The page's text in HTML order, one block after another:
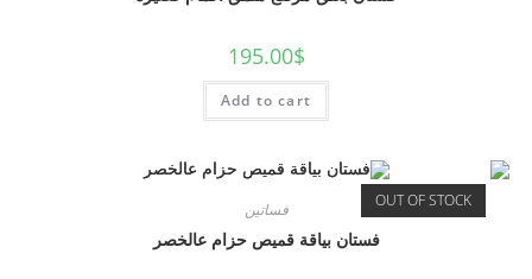
195.00$
Add to cart
OUT OF STOCK فساتين
فستان بياقة قميص حزام عالخصر